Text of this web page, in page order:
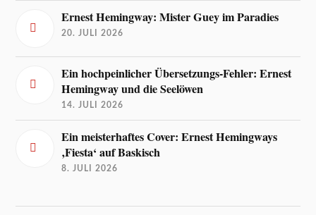
Ernest Hemingway: Mister Guey im Paradies
20. JULI 2026
Ein hochpeinlicher Übersetzungs-Fehler: Ernest
Hemingway und die Seelöwen
14. JULI 2026
Ein meisterhaftes Cover: Ernest Hemingways
‚Fiesta‘ auf Baskisch
8. JULI 2026